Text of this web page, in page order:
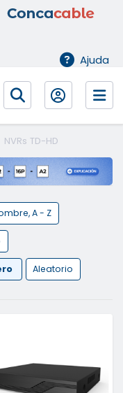
Ajuda
NVRs TD-HD
A - Z
Aleatorio